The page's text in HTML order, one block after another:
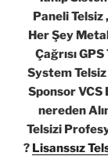
Paneli Telsiz
Her Şey
Çağrısı
System Telsiz
Sponsor VCS
nereden
Telsizi
? Lisanssız